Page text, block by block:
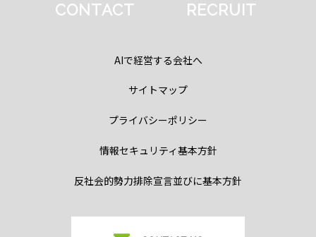
CONTACT RECRUIT
AIで経営する会社へ
サイトマップ
プライバシーポリシー
情報セキュリティ基本方針
反社会的勢力排除宣言並びに基本方針